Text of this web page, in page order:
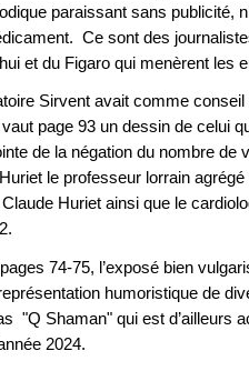
paraissant sans publicité,
Ce sont des
et du Figaro qui menèrent les
Sirvent avait comme
page 93 un dessin de celui
de la négation du nombre de
le professeur lorrain
Huriet ainsi que le
74-75, l’exposé bien
humoristique de
"Q Shaman" qui est d’ailleurs
2024.